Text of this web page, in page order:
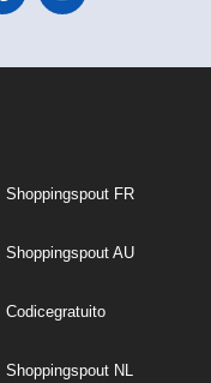
Shoppingspout FR
Shoppingspout AU
Codicegratuito
Shoppingspout NL